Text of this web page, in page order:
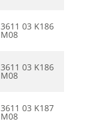
3611 03 K186
M08
3611 03 K186
M08
3611 03 K187
M08